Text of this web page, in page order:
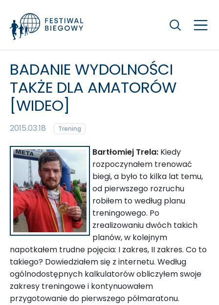
Szukaj
BADANIE WYDOLNOŚCI
TAKŻE DLA AMATORÓW
[WIDEO]
2015.03.18 Trening
Bartłomiej Trela: Kiedy
rozpoczynałem trenować
biegi, a było to kilka lat temu,
od pierwszego rozruchu
robiłem to według planu
treningowego. Po
zrealizowaniu dwóch takich
planów, w kolejnym
napotkałem trudne pojęcia: I zakres, II zakres. Co to
takiego? Dowiedziałem się z internetu. Według
ogólnodostępnych kalkulatorów obliczyłem swoje
zakresy treningowe i kontynuowałem
przygotowanie do pierwszego półmaratonu.